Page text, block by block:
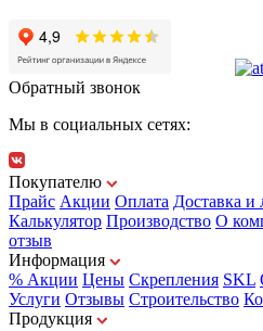
Обратный звонок
Мы в социальных сетях:
Покупателю
Прайс Акции Оплата Доставка и
Калькулятор Производство О
отзыв
Информация
% Акции Цены Скрепления SKL
Услуги Отзывы Строительство
Продукция